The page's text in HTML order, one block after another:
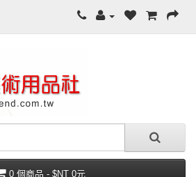
0 個商品 - $NT 0元